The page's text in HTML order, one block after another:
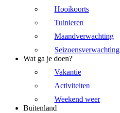
Hooikoorts
Tuinieren
Maandverwachting
Seizoensverwachting
Wat ga je doen?
Vakantie
Activiteiten
Weekend weer
Buitenland